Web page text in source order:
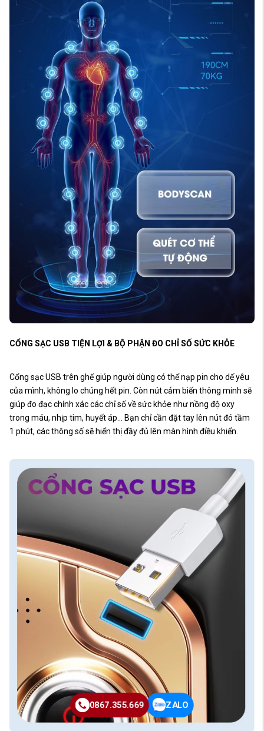
CỔNG SẠC USB TIỆN LỢI & BỘ PHẬN ĐO CHỈ SỐ SỨC KHỎE
Cổng sạc USB trên ghế giúp người dùng có thể nạp pin cho dế yêu
của mình, không lo chúng hết pin. Còn nút cảm biến thông minh sẽ
giúp đo đạc chính xác các chỉ số về sức khỏe như nồng độ oxy
trong máu, nhịp tim, huyết áp… Bạn chỉ cần đặt tay lên nút đó tầm
1 phút, các thông số sẽ hiển thị đầy đủ lên màn hình điều khiển.
0867.355.669 ZALO